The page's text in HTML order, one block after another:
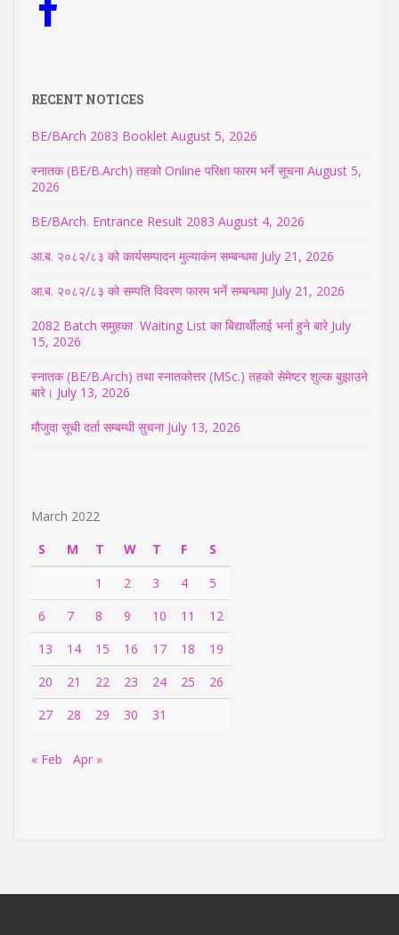
RECENT NOTICES
BE/BArch 2083 Booklet August 5, 2026
स्नातक (BE/B.Arch) तहको Online परिक्षा फारम भर्ने सूचना August 5,
2026
BE/BArch. Entrance Result 2083 August 4, 2026
आ.ब. २०८२/८३ को कार्यसम्पादन मुल्याकंन सम्बन्धमा July 21, 2026
आ.ब. २०८२/८३ को सम्पति विवरण फारम भर्ने सम्बन्धमा July 21, 2026
2082 Batch समुहका Waiting List का बिद्यार्थीलाई भर्ना हुने बारे July
15, 2026
स्नातक (BE/B.Arch) तथा स्नातकोत्तर (MSc.) तहको सेमेष्टर शुल्क बुझाउने
बारे। July 13, 2026
मौजुदा सूची दर्ता सम्बम्धी सुचना July 13, 2026
March 2022
S
M T W T F
S
1
2 3 4
5
6
7 8 9 10 11
12
13
14 15 16 17 18
19
20
21 22 23 24 25
26
27
28 29 30 31
« Feb Apr »